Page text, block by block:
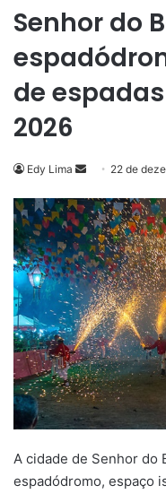
Senhor do
de
2026
Edy Lima
Mande
e-
mail
22 de
A cidade de Senhor do
espadódromo, espaço